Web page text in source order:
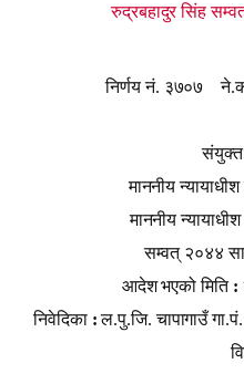
रुद्रबहादुर सिंह
निर्णय नं. ३७०७
माननीय
माननीय
सम्वत् २०४४
आदेश भएको मिति :
निवेदिका :ल.पु.जि. चापागाउँ